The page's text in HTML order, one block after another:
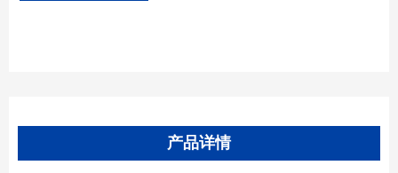
产品详情